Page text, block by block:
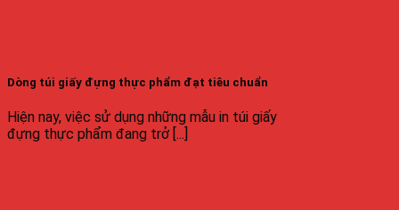
Dòng túi giấy đựng thực phẩm đạt tiêu chuẩn
Hiện nay, việc sử dụng những mẫu in túi giấy
đựng thực phẩm đang trở [...]